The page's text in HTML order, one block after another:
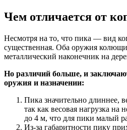
Чем отличается от
Несмотря на то, что пика — вид
существенная. Оба оружия
металлический наконечник на
Но различий больше, и
оружия и назначении:
Пика значительно длиннее,
так как весовая нагрузка
до 4 м, что для пики малый
Из-за габаритности пику